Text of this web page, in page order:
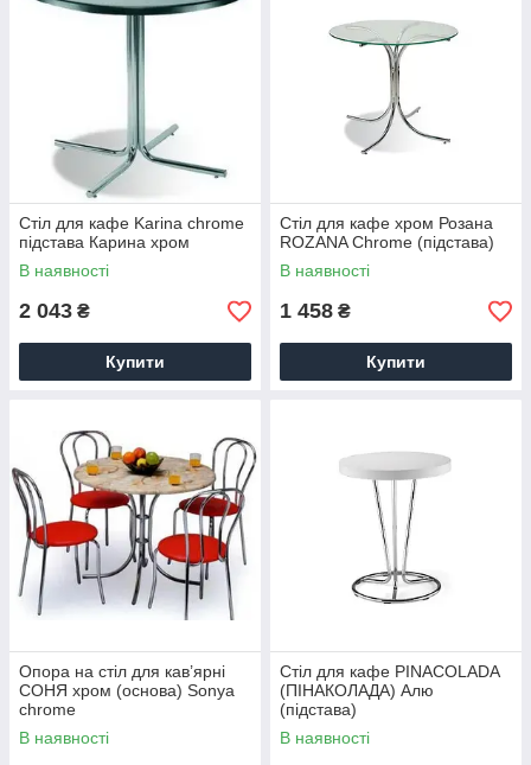
Стіл для кафе Karina chrome
підстава Карина хром
В наявності
2 043 ₴
Купити
Стіл для кафе хром Розана
ROZANA Chrome (підстава)
В наявності
1 458 ₴
Купити
Опора на стіл для кав’ярні
СОНЯ хром (основа) Sonya
chrome
В наявності
Стіл для кафе PINACOLADA
(ПІНАКОЛАДА) Алю
(підстава)
В наявності